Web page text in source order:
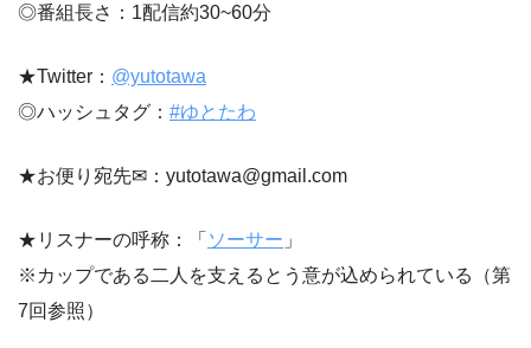
◎番組長さ：1配信約30~60分
★Twitter： @yutotawa
◎ハッシュタグ： #ゆとたわ
★お便り宛先✉：yutotawa@gmail.com
★リスナーの呼称：「 ソーサー 」
※カップである二人を支えるとう意が込められている（第
7回参照）